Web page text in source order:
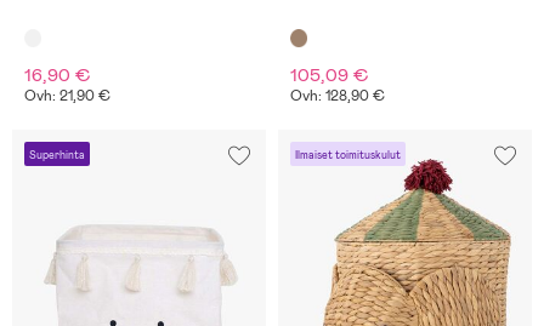
16,90 €
Ovh: 21,90 €
105,09 €
Ovh: 128,90 €
Superhinta Ilmaiset toimituskulut